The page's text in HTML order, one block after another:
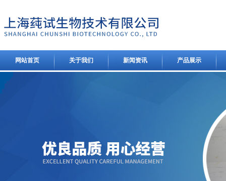
网站首页 关于我们 新闻资讯 产品展示